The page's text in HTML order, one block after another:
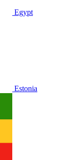
Egypt
Estonia